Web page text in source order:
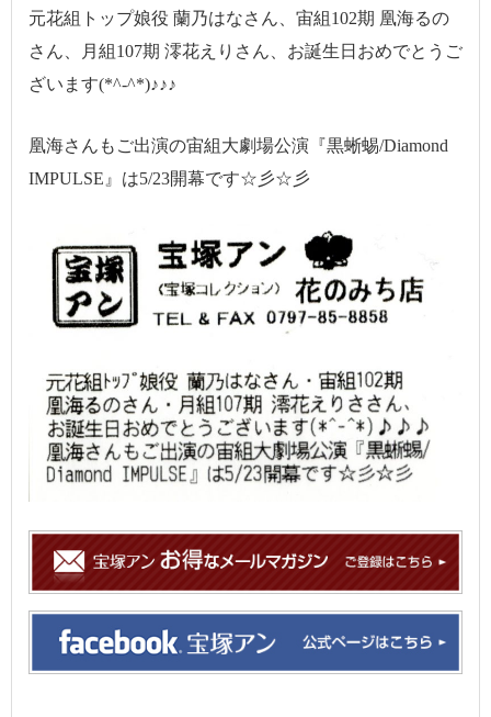
元花組トップ娘役 蘭乃はなさん、宙組102期 凰海るの
さん、月組107期 澪花えりさん、お誕生日おめでとうご
ざいます(*^-^*)♪♪♪
凰海さんもご出演の宙組大劇場公演『黒蜥蜴/Diamond
IMPULSE』は5/23開幕です☆彡☆彡